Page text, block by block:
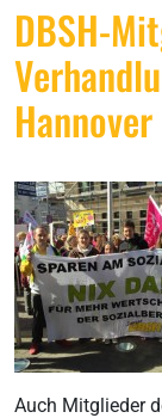
DBSH-
Hannover
Auch Mitglieder